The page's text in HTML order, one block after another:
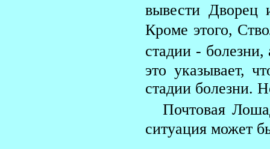
вывести Дворец
Кроме этого,
стадии -
это указывает,
стадии болезни.
Почтовая
ситуация может